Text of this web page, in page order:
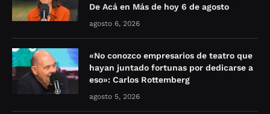
De Acá en Más de hoy 6 de agosto
agosto 6, 2026
«No conozco empresarios de teatro que
hayan juntado fortunas por dedicarse a
eso»: Carlos Rottemberg
agosto 5, 2026